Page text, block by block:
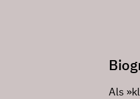
Als